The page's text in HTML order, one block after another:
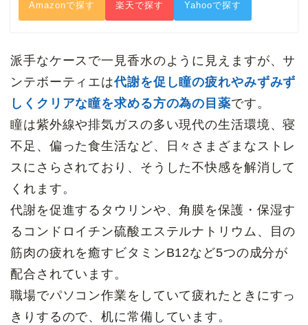
Amazonで探す 楽天で探す Yahooで探す
派手なケースで一見香水のように見えますが、サ
ンテボーティエは代謝を促し瞳の疲れやみずみず
しくクリアな瞳を求める方の為の目薬です。
瞳は紫外線や排気ガスの多い現代の生活環境、寝
不足、偏った食生活など、日々さまざまなストレ
スにさらされており、そうした不快感を解消して
くれます。
代謝を促進するタウリンや、角膜を保護・保湿す
るコンドロイチン硫酸エステルナトリウム、目の
筋肉の疲れを癒すビタミンB12など5つの成分が
配合されています。
職場でパソコン作業をしていて疲れたときにすっ
きりするので、机に常備しています。